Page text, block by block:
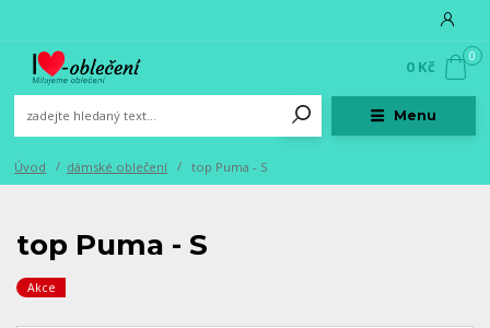
Menu
0
0 Kč
Úvod dámské oblečení top Puma - S
top Puma - S
Akce